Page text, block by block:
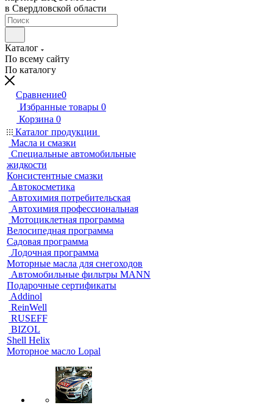
в Свердловской области
Каталог
По всему сайту
По каталогу
Сравнение0
Избранные товары 0
Корзина 0
Каталог продукции
Масла и смазки
Специальные автомобильные
жидкости
Консистентные смазки
Автокосметика
Автохимия потребительская
Автохимия профессиональная
Мотоциклетная программа
Велосипедная программа
Садовая программа
Лодочная программа
Моторные масла для снегоходов
Автомобильные фильтры MANN
Подарочные сертификаты
Addinol
ReinWell
RUSEFF
BIZOL
Shell Helix
Моторное масло Lopal